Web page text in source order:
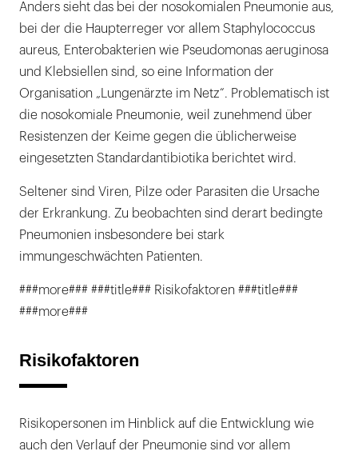
Anders sieht das bei der nosokomialen Pneumonie aus,
bei der die Haupterreger vor allem Staphylococcus
aureus, Enterobakterien wie Pseudomonas aeruginosa
und Klebsiellen sind, so eine Information der
Organisation „Lungenärzte im Netz“. Problematisch ist
die nosokomiale Pneumonie, weil zunehmend über
Resistenzen der Keime gegen die üblicherweise
eingesetzten Standardantibiotika berichtet wird.
Seltener sind Viren, Pilze oder Parasiten die Ursache
der Erkrankung. Zu beobachten sind derart bedingte
Pneumonien insbesondere bei stark
immungeschwächten Patienten.
###more### ###title### Risikofaktoren ###title###
###more###
Risikofaktoren
Risikopersonen im Hinblick auf die Entwicklung wie
auch den Verlauf der Pneumonie sind vor allem